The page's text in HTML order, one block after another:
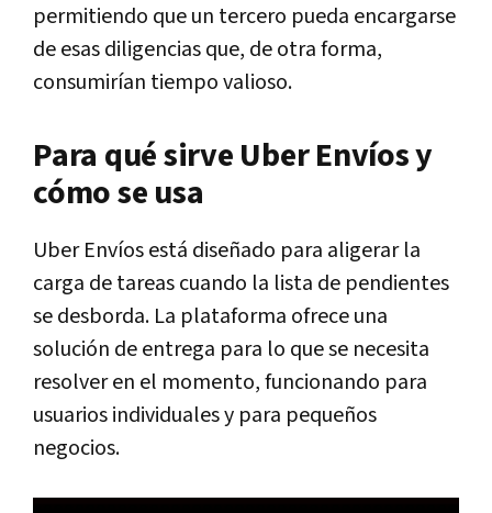
permitiendo que un tercero pueda encargarse
de esas diligencias que, de otra forma,
consumirían tiempo valioso.
Para qué sirve Uber Envíos y
cómo se usa
Uber Envíos está diseñado para aligerar la
carga de tareas cuando la lista de pendientes
se desborda. La plataforma ofrece una
solución de entrega para lo que se necesita
resolver en el momento, funcionando para
usuarios individuales y para pequeños
negocios.